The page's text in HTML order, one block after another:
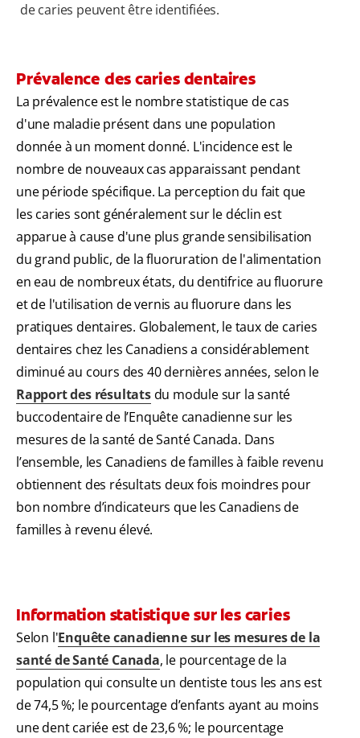
de caries peuvent être identifiées.
Prévalence des caries dentaires
La prévalence est le nombre statistique de cas
d'une maladie présent dans une population
donnée à un moment donné. L'incidence est le
nombre de nouveaux cas apparaissant pendant
une période spécifique. La perception du fait que
les caries sont généralement sur le déclin est
apparue à cause d'une plus grande sensibilisation
du grand public, de la fluoruration de l'alimentation
en eau de nombreux états, du dentifrice au fluorure
et de l'utilisation de vernis au fluorure dans les
pratiques dentaires. Globalement, le taux de caries
dentaires chez les Canadiens a considérablement
diminué au cours des 40 dernières années, selon le
Rapport des résultatsdu module sur la santé
buccodentaire de l’Enquête canadienne sur les
mesures de la santé de Santé Canada. Dans
l’ensemble, les Canadiens de familles à faible revenu
obtiennent des résultats deux fois moindres pour
bon nombre d’indicateurs que les Canadiens de
familles à revenu élevé.
Information statistique sur les caries
Selon l'Enquête canadienne sur les mesures de la
santé de Santé Canada, le pourcentage de la
population qui consulte un dentiste tous les ans est
de 74,5 %; le pourcentage d’enfants ayant au moins
une dent cariée est de 23,6 %; le pourcentage